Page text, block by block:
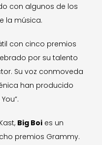
con algunos de los
la música.
con cinco premios
por su talento
Su voz conmoveda
han producido
Big Boi es un
premios Grammy.